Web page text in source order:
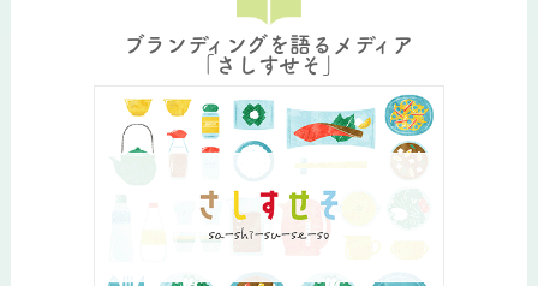
ブランディングを語るメディア
「さしすせそ」